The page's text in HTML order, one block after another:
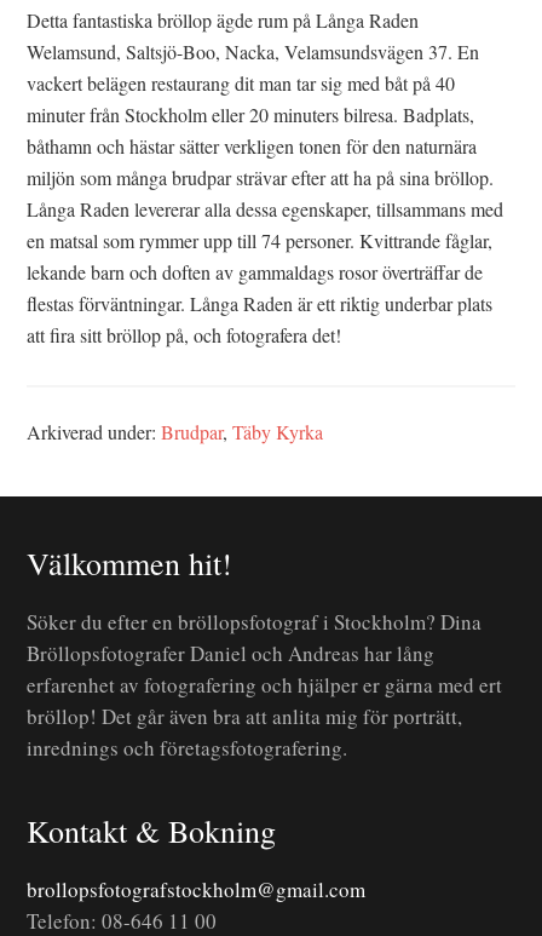
Detta fantastiska bröllop ägde rum på Långa Raden
Welamsund, Saltsjö-Boo, Nacka, Velamsundsvägen 37. En
vackert belägen restaurang dit man tar sig med båt på 40
minuter från Stockholm eller 20 minuters bilresa. Badplats,
båthamn och hästar sätter verkligen tonen för den naturnära
miljön som många brudpar strävar efter att ha på sina bröllop.
Långa Raden levererar alla dessa egenskaper, tillsammans med
en matsal som rymmer upp till 74 personer. Kvittrande fåglar,
lekande barn och doften av gammaldags rosor överträffar de
flestas förväntningar. Långa Raden är ett riktig underbar plats
att fira sitt bröllop på, och fotografera det!
Arkiverad under:Brudpar,Täby Kyrka
Välkommen hit!
Söker du efter en bröllopsfotograf i Stockholm? Dina
Bröllopsfotografer Daniel och Andreas har lång
erfarenhet av fotografering och hjälper er gärna med ert
bröllop! Det går även bra att anlita mig för porträtt,
inrednings och företagsfotografering.
Kontakt & Bokning
brollopsfotografstockholm@gmail.com
Telefon: 08-646 11 00